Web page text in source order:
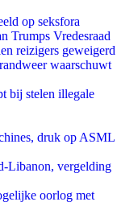
op seksfora
Trumps Vredesraad
reizigers geweigerd
waarschuwt
bij stelen illegale
druk op ASML
Libanon, vergelding
oorlog met